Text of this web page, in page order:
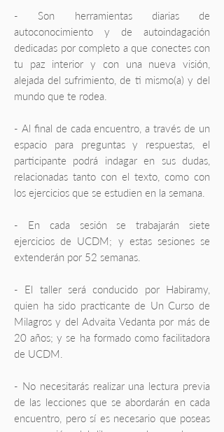
- Son herramientas diarias de
autoconocimiento y de autoindagación
dedicadas por completo a que conectes con
tu paz interior y con una nueva visión,
alejada del sufrimiento, de ti mismo(a) y del
mundo que te rodea.
- Al final de cada encuentro, a través de un
espacio para preguntas y respuestas, el
participante podrá indagar en sus dudas,
relacionadas tanto con el texto, como con
los ejercicios que se estudien en la semana.
- En cada sesión se trabajarán siete
ejercicios de UCDM; y estas sesiones se
extenderán por 52 semanas.
- El taller será conducido por Habiramy,
quien ha sido practicante de Un Curso de
Milagros y del Advaita Vedanta por más de
20 años; y se ha formado como facilitadora
de UCDM.
- No necesitarás realizar una lectura previa
de las lecciones que se abordarán en cada
encuentro, pero sí es necesario que poseas